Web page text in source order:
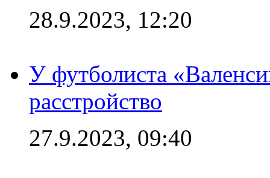
28.9.2023, 12:20
У футболиста
расстройство
27.9.2023, 09:40